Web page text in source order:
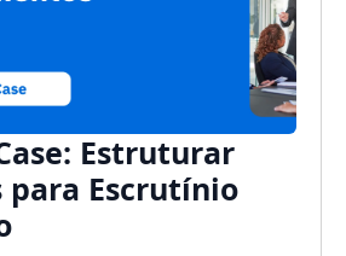
Estruturar
para Escrutínio